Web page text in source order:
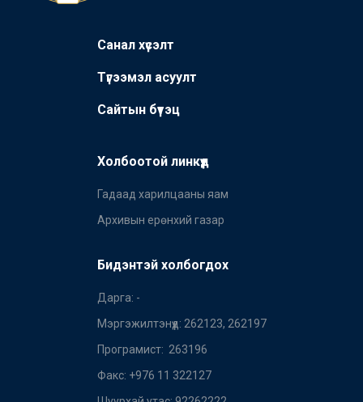
Санал хүсэлт
Түгээмэл асуулт
Сайтын бүтэц
Холбоотой линкүүд
Гадаад харилцааны яам
Архивын ерөнхий газар
Бидэнтэй холбогдох
Дарга: -
Мэргэжилтэнүүд: 262123, 262197
Програмист: 263196
Факс: +976 11 322127